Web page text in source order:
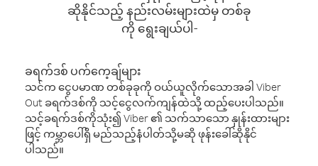
ဆိုနိုင်သည့် နည်းလမ်းများထဲမှ တစ်ခု
ကို ရွေးချယ်ပါ-
ခရက်ဒစ် ပက်ကေ့ချ်များ
သင်က ငွေပမာဏ တစ်ခုခုကို ဝယ်ယူလိုက်သောအခါ Viber
Out ခရက်ဒစ်ကို သင့်ငွေလက်ကျန်ထဲသို့ ထည့်ပေးပါသည်။
သင့်ခရက်ဒစ်ကိုသုံး၍ Viber ၏ သက်သာသော နှုန်းထားများ
ဖြင့် ကမ္ဘာပေါ်ရှိ မည်သည့်နံပါတ်သို့မဆို ဖုန်းခေါ်ဆိုနိုင်
ပါသည်။